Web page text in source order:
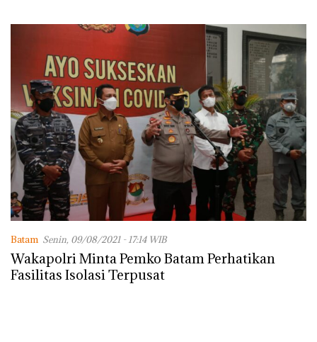
Batam Senin, 09/08/2021 - 17:14 WIB
Wakapolri Minta Pemko Batam Perhatikan
Fasilitas Isolasi Terpusat